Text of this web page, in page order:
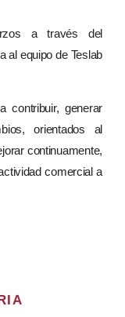
a través del
al equipo de Teslab
contribuir, generar
orientados al
continuamente,
comercial a